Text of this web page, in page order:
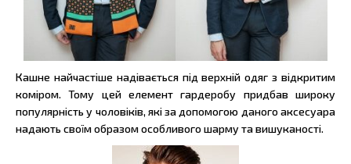
Кашне найчастіше надівається під верхній одяг з відкритим
коміром. Тому цей елемент гардеробу придбав широку
популярність у чоловіків, які за допомогою даного аксесуара
надають своїм образом особливого шарму та вишуканості.